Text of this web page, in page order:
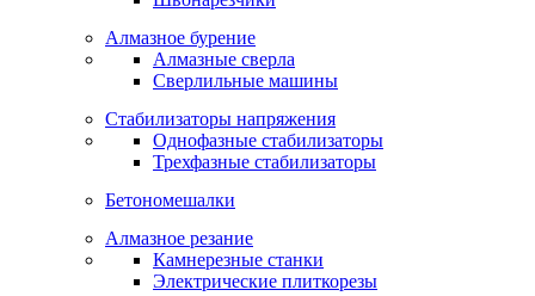
Алмазное бурение
Алмазные сверла
Сверлильные машины
Стабилизаторы напряжения
Однофазные стабилизаторы
Трехфазные стабилизаторы
Бетономешалки
Алмазное резание
Камнерезные станки
Электрические плиткорезы